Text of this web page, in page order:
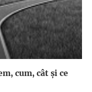
cum, cât şi ce